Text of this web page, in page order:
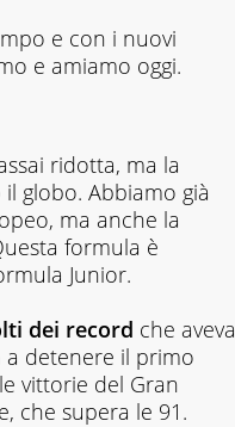
e con i nuovi
e amiamo oggi.
ridotta, ma la
globo. Abbiamo già
ma anche la
formula è
Junior.
dei record che aveva
a detenere il primo
vittorie del Gran
che supera le 91.